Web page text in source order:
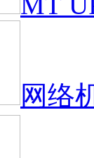
MT
网络